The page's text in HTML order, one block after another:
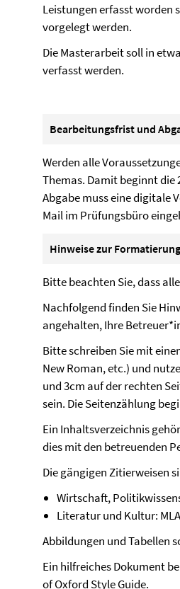
Leistungen erfasst worden
vorgelegt werden.
Die Masterarbeit soll in
verfasst werden.
Bearbeitungsfrist und
Werden alle
Themas. Damit beginnt
Abgabe muss eine digitale
Mail im Prüfungsbüro
Hinweise zur Formatierung
Bitte beachten Sie, dass
Nachfolgend finden Sie
angehalten, Ihre
Bitte schreiben Sie mit
New Roman, etc.) und
und 3cm auf der rechten
sein. Die Seitenzählung
Ein Inhaltsverzeichnis
dies mit den betreuenden
Die gängigen Zitierweisen
Wirtschaft,
Literatur und Kultur:
Abbildungen und Tabellen
Ein hilfreiches Dokument
of Oxford Style Guide.